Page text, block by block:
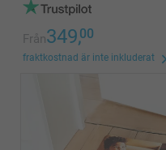
Från349,00
fraktkostnad är inte inkluderat